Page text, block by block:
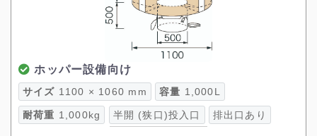
ホッパー設備向け
サイズ 1100 × 1060 mm 容量 1,000L
耐荷重 1,000kg 半開 (狭口)投入口 排出口あり